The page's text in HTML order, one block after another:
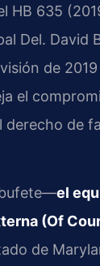
HB 635
Del. David
de
el
derecho de
bufete—el
(Of
de